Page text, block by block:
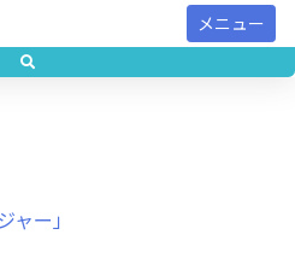
メニュー
ー」